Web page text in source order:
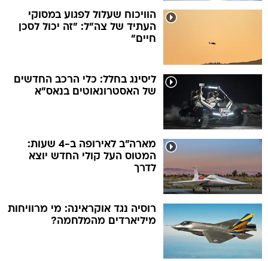
הוויכוח שעלול לפגוע במסוקי
העתיד של צה"ל: "זה יכול לסכן
חיים"
ליסינג בחלל: כלי הרכב החדשים
של האסטרונאוטים בנאס"א
מארה"ב לאירופה ב-4 שעות:
המטוס העל קולי החדש יוצא
לדרך
רוסיה נגד אוקראינה: מי מרוויחות
מיליארדים מהמלחמה?